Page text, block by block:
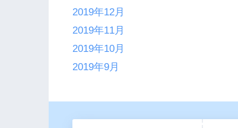
2019年12月
2019年11月
2019年10月
2019年9月